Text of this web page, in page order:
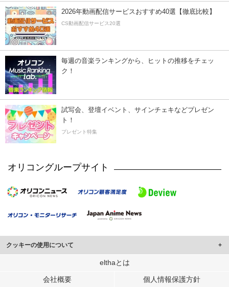
2026年動画配信サービスおすすめ40選【徹底比較】
CS動画配信サービス20選
毎週の音楽ランキングから、ヒットの推移をチェッ
ク！
試写会、登壇イベント、サインチェキなどプレゼン
ト！
プレゼント特集
オリコングループサイト
クッキーの使用について
このサイトでは Cookie を使用して、ユーザーに合わせたコンテンツや広告の
行っています。
elthaとは
会社概要 個人情報保護方針